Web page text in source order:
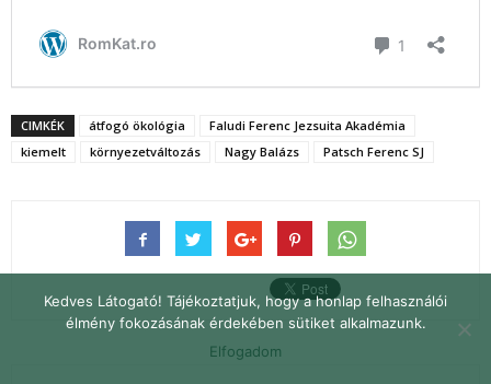
CIMKÉK átfogó ökológia
Faludi Ferenc Jezsuita Akadémia
kiemelt
környezetváltozás Nagy Balázs Patsch Ferenc SJ
Kedves Látogató! Tájékoztatjuk, hogy a honlap felhasználói
élmény fokozásának érdekében sütiket alkalmazunk.
Elfogadom